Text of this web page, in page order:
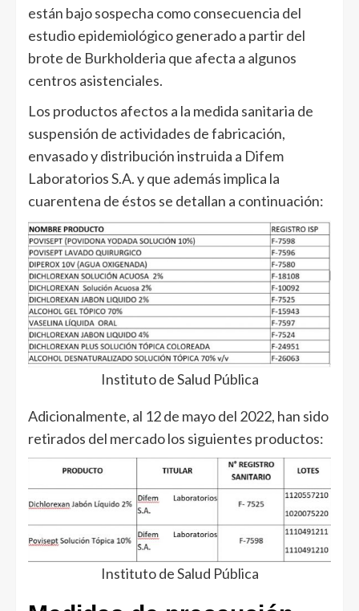
están bajo sospecha como consecuencia del
estudio epidemiológico generado a partir del
brote de Burkholderia que afecta a algunos
centros asistenciales.
Los productos afectos a la medida sanitaria de
suspensión de actividades de fabricación,
envasado y distribución instruida a Difem
Laboratorios S.A. y que además implica la
cuarentena de éstos se detallan a continuación:
Instituto de Salud Pública
Adicionalmente, al 12 de mayo del 2022, han sido
retirados del mercado los siguientes productos:
Instituto de Salud Pública